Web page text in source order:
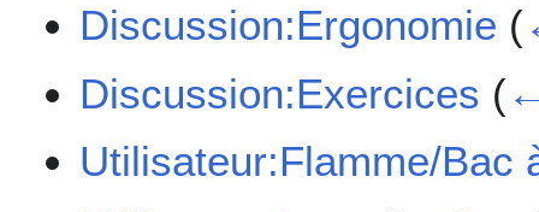
Discussion:Ergonomie (
Discussion:Exercices (
Utilisateur:Flamme/Bac